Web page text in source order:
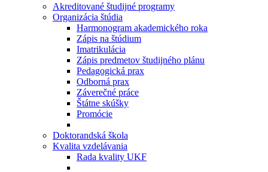
Akreditované študijné programy
Organizácia štúdia
Harmonogram akademického roka
Zápis na štúdium
Imatrikulácia
Zápis predmetov študijného plánu
Pedagogická prax
Odborná prax
Záverečné práce
Štátne skúšky
Promócie
Doktorandská škola
Kvalita vzdelávania
Rada kvality UKF